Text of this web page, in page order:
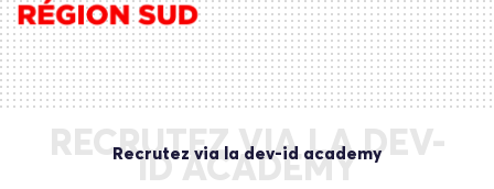
RECRUTEZ VIA LA DEV-
ID ACADEMY
Recrutez via la dev-id academy